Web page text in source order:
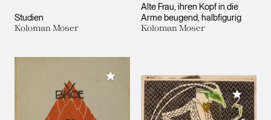
Studien
Koloman Moser
Alte Frau, ihren Kopf in die
Arme beugend, halbfigurig
Koloman Moser
Meiner Sammlung hinzufügen
Meiner